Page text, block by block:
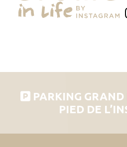
PARKING
PIED DE